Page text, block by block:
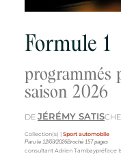
Formule 1
programmés
saison 2026
DE JÉRÉMY SATIS
Collection(s) | Sport automobile
Paru le 12/03/2026Broché 157pages
consultant Adrien Tambaypréface